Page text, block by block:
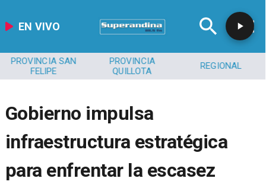
EN VIVO
PROVINCIA SAN
FELIPE
PROVINCIA
QUILLOTA
REGIONAL
​​Gobierno impulsa
infraestructura estratégica
para enfrentar la escasez